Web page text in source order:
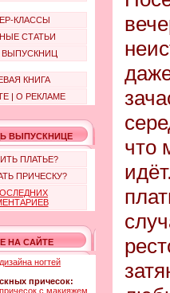
КЛАССЫ
СТАТЬИ
КНИГА
| О РЕКЛАМЕ
ВЫПУСКНИЦЕ
ПЛАТЬЕ?
ПРИЧЕСКУ?
НА САЙТЕ
ногтей
причесок:
с макияжем
что